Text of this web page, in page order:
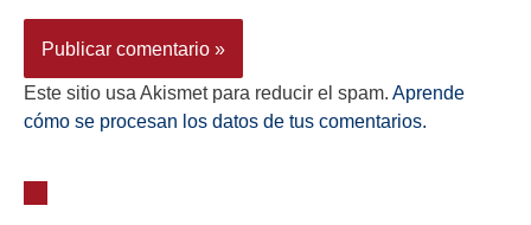
Este sitio usa Akismet para reducir el spam. Aprende
cómo se procesan los datos de tus comentarios.